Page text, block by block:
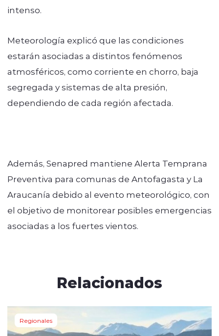
intenso.
Meteorología explicó que las condiciones
estarán asociadas a distintos fenómenos
atmosféricos, como corriente en chorro, baja
segregada y sistemas de alta presión,
dependiendo de cada región afectada.
Además, Senapred mantiene Alerta Temprana
Preventiva para comunas de Antofagasta y La
Araucanía debido al evento meteorológico, con
el objetivo de monitorear posibles emergencias
asociadas a los fuertes vientos.
Relacionados
Regionales